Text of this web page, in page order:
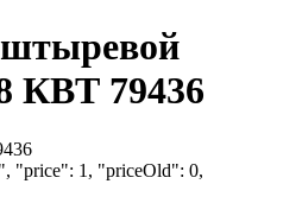
79436
"price": 1, "priceOld": 0,